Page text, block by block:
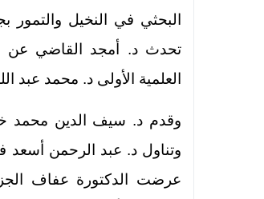
البحثي في النخيل
تحدث د. أمجد القاضي عن
العلمية الأولى د. محمد عبد
وقدم د. سيف الدين محمد خير
وتناول د. عبد الرحمن
عرضت الدكتورة عفاف